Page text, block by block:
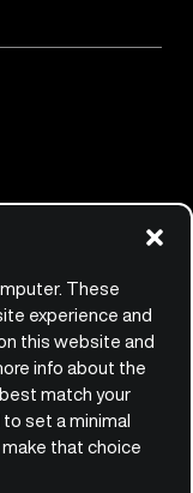
These
experience and
this website and
info about the
match your
set a minimal
that choice